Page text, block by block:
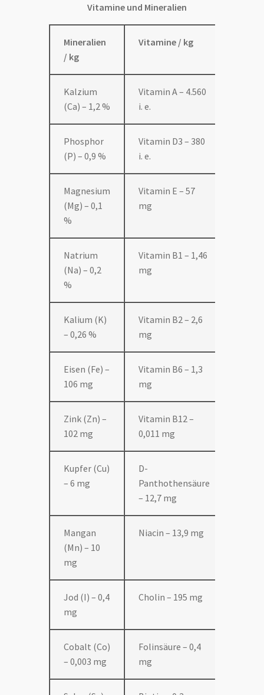
Vitamine und Mineralien
Mineralien
/ kg
Vitamine / kg
Kalzium
(Ca) – 1,2 %
Vitamin A – 4.560
i. e.
Phosphor
(P) – 0,9 %
Vitamin D3 – 380
i. e.
Magnesium
(Mg) – 0,1
%
Vitamin E – 57
mg
Natrium
(Na) – 0,2
%
Vitamin B1 – 1,46
mg
Kalium (K)
– 0,26 %
Vitamin B2 – 2,6
mg
Eisen (Fe) –
106 mg
Vitamin B6 – 1,3
mg
Zink (Zn) –
102 mg
Vitamin B12 –
0,011 mg
Kupfer (Cu)
– 6 mg
D-
Panthothensäure
– 12,7 mg
Mangan
(Mn) – 10
mg
Niacin – 13,9 mg
Jod (I) – 0,4
mg
Cholin – 195 mg
Cobalt (Co)
– 0,003 mg
Folinsäure – 0,4
mg